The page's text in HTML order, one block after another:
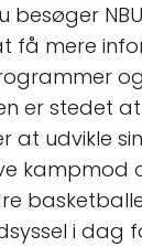
få mere
er stedet
at udvikle
kampmod
i dag